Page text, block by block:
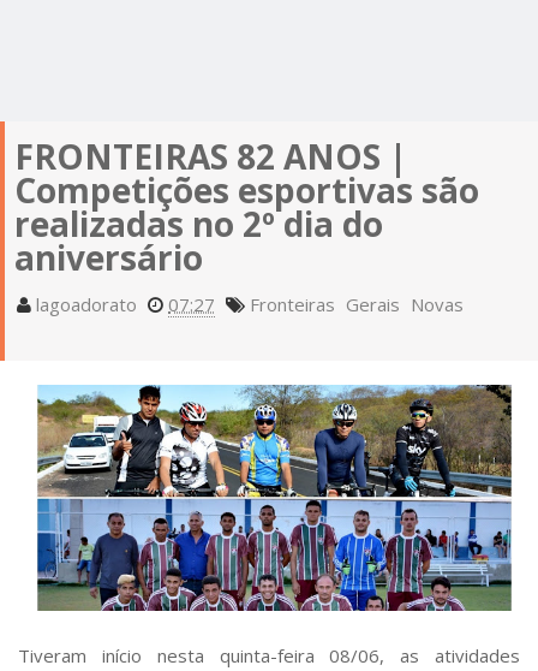
FRONTEIRAS 82 ANOS |
Competições esportivas são
realizadas no 2º dia do
aniversário
lagoadorato 07:27 Fronteiras Gerais Novas
Tiveram início nesta quinta-feira 08/06, as atividades